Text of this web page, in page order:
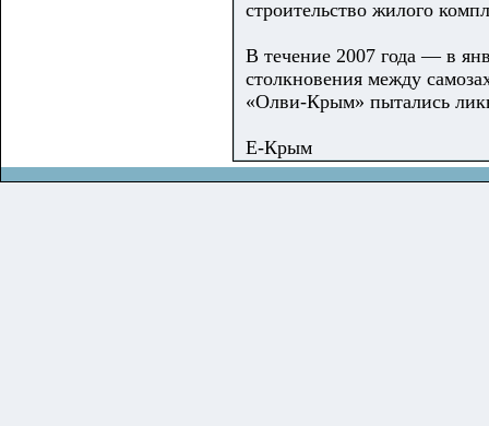
строительство жилого
В течение 2007 года — в
столкновения между
«Олви-Крым» пытались
Е-Крым